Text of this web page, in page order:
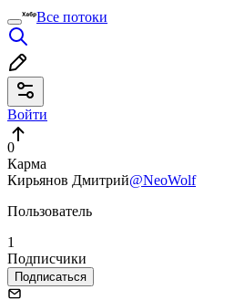
Все потоки
Войти
0
Карма
Кирьянов Дмитрий@NeoWolf
Пользователь
1
Подписчики
Подписаться